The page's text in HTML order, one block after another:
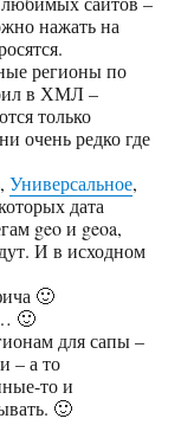
нажать на
регионы по
в ХМЛ –
только
очень редко где
,Универсальное,
дата
geo и geoa,
И в исходном
🙂
🙂
для сапы –
– а то
то и
🙂